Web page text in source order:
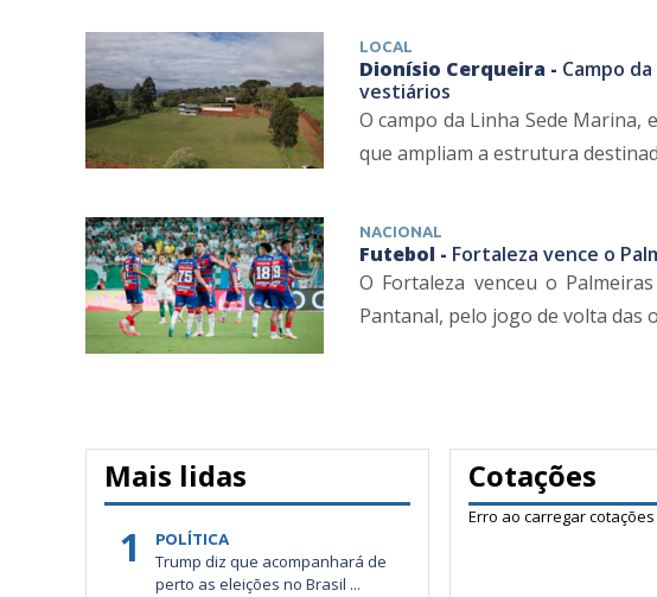
LOCAL
Dionísio Cerqueira - Campo
vestiários
O campo da Linha Sede Marina,
que ampliam a estrutura
NACIONAL
Futebol - Fortaleza vence o
O Fortaleza venceu o
Pantanal, pelo jogo de volta das
Mais lidas
1 POLÍTICA
Trump diz que acompanhará de
perto as eleições no Brasil ...
Cotações
Erro ao carregar cotações